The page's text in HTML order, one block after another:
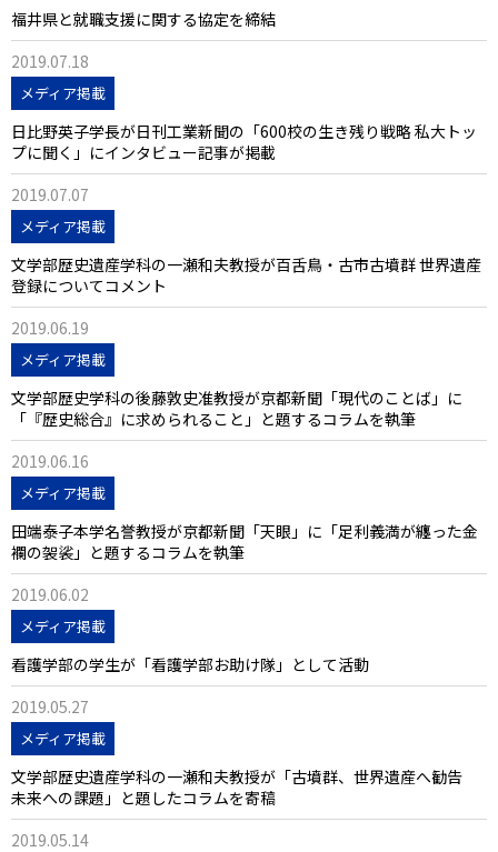
福井県と就職支援に関する協定を締結
2019.07.18
メディア掲載
日比野英子学長が日刊工業新聞の「600校の生き残り戦略 私大トッ
プに聞く」にインタビュー記事が掲載
2019.07.07
メディア掲載
文学部歴史遺産学科の一瀬和夫教授が百舌鳥・古市古墳群 世界遺産
登録についてコメント
2019.06.19
メディア掲載
文学部歴史学科の後藤敦史准教授が京都新聞「現代のことば」に
「『歴史総合』に求められること」と題するコラムを執筆
2019.06.16
メディア掲載
田端泰子本学名誉教授が京都新聞「天眼」に「足利義満が纏った金
襴の袈裟」と題するコラムを執筆
2019.06.02
メディア掲載
看護学部の学生が「看護学部お助け隊」として活動
2019.05.27
メディア掲載
文学部歴史遺産学科の一瀬和夫教授が「古墳群、世界遺産へ勧告
未来への課題」と題したコラムを寄稿
2019.05.14